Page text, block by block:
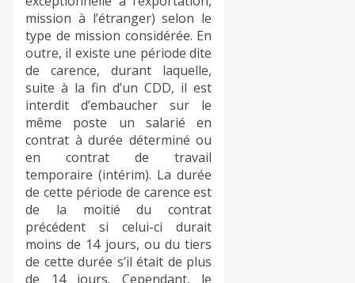
mission à l’étranger) selon le
type de mission considérée. En
outre, il existe une période dite
de carence, durant laquelle,
suite à la fin d’un CDD, il est
interdit d’embaucher sur le
même poste un salarié en
contrat à durée déterminé ou
en contrat de travail
temporaire (intérim). La durée
de cette période de carence est
de la moitié du contrat
précédent si celui-ci durait
moins de 14 jours, ou du tiers
de cette durée s’il était de plus
de 14 jours. Cependant, le